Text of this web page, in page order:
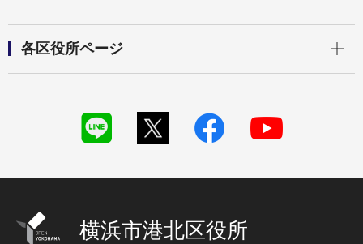
各区役所ページ
横浜市港北区役所